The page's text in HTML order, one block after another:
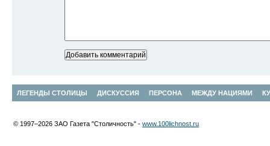
ЛЕГЕНДЫ СТОЛИЦЫ ДИСКУССИЯ ПЕРСОНА МЕЖДУ НАЦИЯМИ
© 1997–2026 ЗАО Газета "Столичность" - www.100lichnost.ru